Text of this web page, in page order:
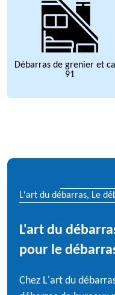
Débarras de grenier et
91
L'art du débarras, Le
L'art du
pour le
Chez L'art du